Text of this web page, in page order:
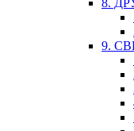
8.
9.